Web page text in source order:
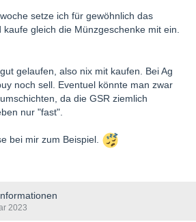
setze ich für gewöhnlich das
gleich die Münzgeschenke mit ein.
gelaufen, also nix mit kaufen. Bei Ag
noch sell. Eventuel könnte man zwar
da die GSR ziemlich
nur "fast".
bei mir zum Beispiel.
2023